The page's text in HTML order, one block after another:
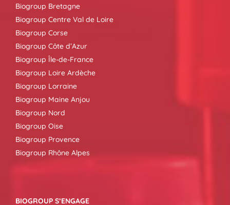
Biogroup Bretagne
Biogroup Centre Val de Loire
Biogroup Corse
Biogroup Côte d’Azur
Biogroup Île-de-France
Biogroup Loire Ardèche
Biogroup Lorraine
Biogroup Maine Anjou
Biogroup Nord
Biogroup Oise
Biogroup Provence
Biogroup Rhône Alpes
BIOGROUP S’ENGAGE